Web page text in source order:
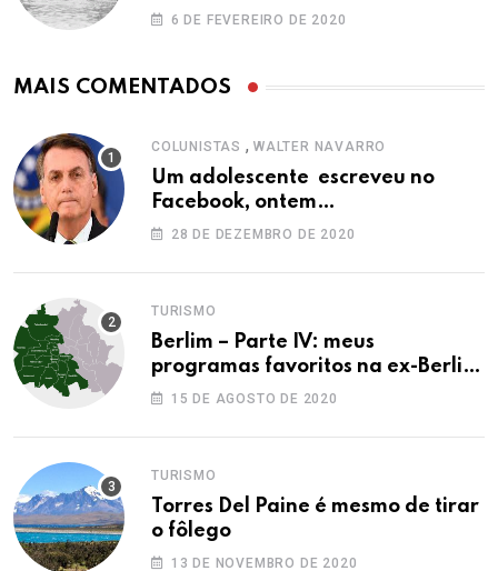
6 DE FEVEREIRO DE 2020
MAIS COMENTADOS
COLUNISTAS , WALTER NAVARRO
Um adolescente escreveu no
Facebook, ontem…
28 DE DEZEMBRO DE 2020
TURISMO
Berlim – Parte IV: meus
programas favoritos na ex-Berlim
Ocidental
15 DE AGOSTO DE 2020
TURISMO
Torres Del Paine é mesmo de tirar
o fôlego
13 DE NOVEMBRO DE 2020